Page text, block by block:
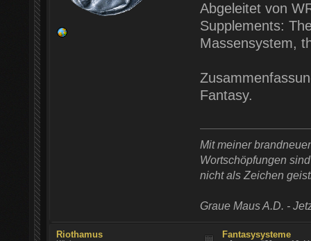
Abgeleitet von
Supplements:
Massensystem,
Fantasy.
Mit meiner
Wortschöpfungen
nicht als Zeichen
Graue Maus A.D. -
Riothamus Fantasysysteme